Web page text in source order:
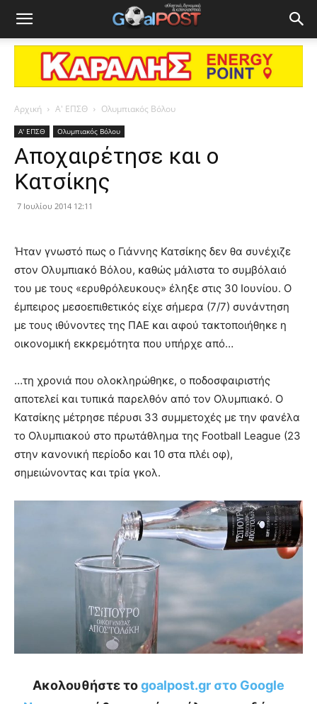
Αρχική Α' ΕΠΣΘ Ολυμπιακός Βόλου
Α' ΕΠΣΘ Ολυμπιακός Βόλου
Αποχαιρέτησε και ο
Κατσίκης
7 Ιουλίου 2014 12:11
Ήταν γνωστό πως ο Γιάννης Κατσίκης δεν θα συνέχιζε
στον Ολυμπιακό Βόλου, καθώς μάλιστα το συμβόλαιό
του με τους «ερυθρόλευκους» έληξε στις 30 Ιουνίου. Ο
έμπειρος μεσοεπιθετικός είχε σήμερα (7/7) συνάντηση
με τους ιθύνοντες της ΠΑΕ και αφού τακτοποιήθηκε η
οικονομική εκκρεμότητα που υπήρχε από…
…τη χρονιά που ολοκληρώθηκε, ο ποδοσφαιριστής
αποτελεί και τυπικά παρελθόν από τον Ολυμπιακό. Ο
Κατσίκης μέτρησε πέρυσι 33 συμμετοχές με την φανέλα
το Ολυμπιακού στο πρωτάθλημα της Football League (23
στην κανονική περίοδο και 10 στα πλέι οφ),
σημειώνοντας και τρία γκολ.
Ακολουθήστε τοgoalpost.gr στο Google